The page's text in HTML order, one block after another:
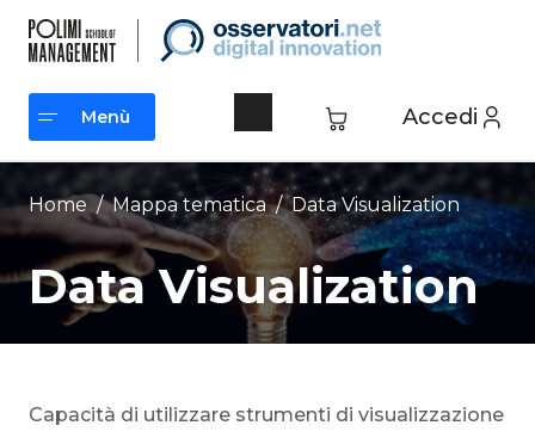
contenuto
Accedi
Menù
Menù
Home / Mappa tematica /Data Visualization
Data Visualization
Capacità di utilizzare strumenti di visualizzazione